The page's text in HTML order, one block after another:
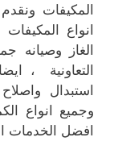
المكيفات
انواع
الغاز وصيانه
التعاونية ،
استبدال
وجميع انواع
افضل الخدمات